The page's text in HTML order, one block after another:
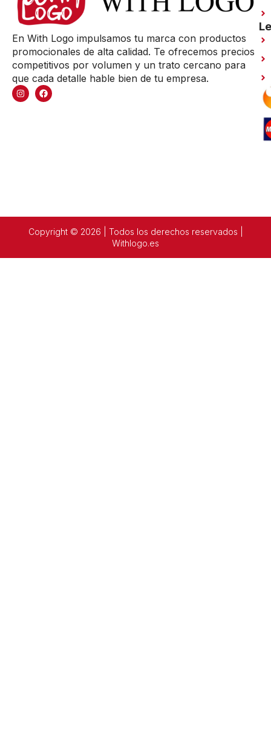
En With Logo impulsamos tu marca con productos
promocionales de alta calidad. Te ofrecemos precios
competitivos por volumen y un trato cercano para
que cada detalle hable bien de tu empresa.
Copyright © 2026 | Todos los derechos reservados |
Withlogo.es